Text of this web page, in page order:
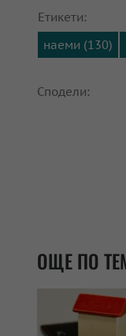
Етикети:
наеми (130)
Сподели:
ОЩЕ ПО